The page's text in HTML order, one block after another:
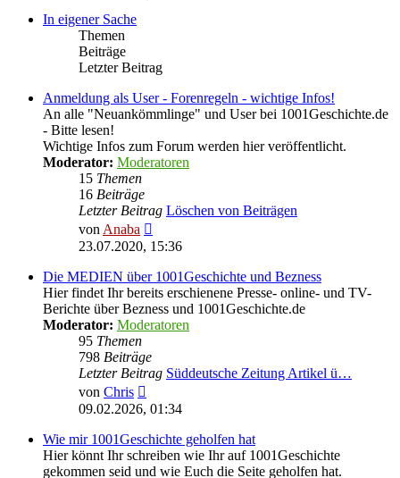
In eigener Sache
Themen
Beiträge
Letzter Beitrag
Anmeldung als User - Forenregeln - wichtige Infos!
An alle "Neuankömmlinge" und User bei 1001Geschichte.de
- Bitte lesen!
Wichtige Infos zum Forum werden hier veröffentlicht.
Moderator: Moderatoren
15 Themen
16 Beiträge
Letzter Beitrag Löschen von Beiträgen
von Anaba
Beitrag
23.07.2020, 15:36
Die MEDIEN über 1001Geschichte und Bezness
Hier findet Ihr bereits erschienene Presse- online- und TV-
Berichte über Bezness und 1001Geschichte.de
Moderator: Moderatoren
95 Themen
798 Beiträge
Letzter Beitrag Süddeutsche Zeitung Artikel ü…
von Chris
Beitrag
09.02.2026, 01:34
Wie mir 1001Geschichte geholfen hat
Hier könnt Ihr schreiben wie Ihr auf 1001Geschichte
gekommen seid und wie Euch die Seite geholfen hat.